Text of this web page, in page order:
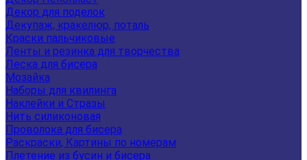
Декор для поделок
Декупаж, кракелюр, поталь
Краски пальчиковые
Ленты и резинка для творчества
Леска для бисера
Мозайка
Наборы для квилинга
Наклейки и Стразы
Нить силиконовая
Проволока для бисера
Раскраски, Картины по номерам
Плетение из бусин и бисера